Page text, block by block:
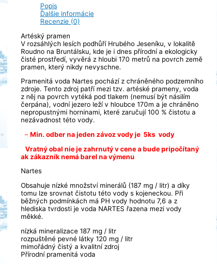
Popis
Ďalšie informácie
Recenzie (0)
Artéský pramen
V rozsáhlých lesích podhůří Hrubého Jeseníku, v lokalitě
Roudno na Bruntálsku, kde je i dnes přírodní a ekologicky
čisté prostředí, vyvěrá z hloubi 170 metrů na povrch země
pramen, který nikdy nevyschne.
Pramenitá voda Nartes pochází z chráněného podzemního
zdroje. Tento zdroj patří mezi tzv. artéské prameny, voda
z něj na povrch vytéká pod tlakem (nemusí být násilím
čerpána), vodní jezero leží v hloubce 170m a je chráněno
nepropustnými horninami, které zaručují 100 % čistotu a
nezávadnost této vody.
– Min. odber na jeden závoz vody je 5ks vody
Vratný obal nie je zahrnutý v cene a bude pripočítaný
ak zákazník nemá barel na výmenu
Nartes
Obsahuje nízké množství minerálů (187 mg / litr) a díky
tomu lze srovnat čistotu této vody s kojeneckou. Při
běžných podmínkách má PH vody hodnotu 7,6 a z
hlediska tvrdosti je voda NARTES řazena mezi vody
měkké.
nízká mineralizace 187 mg / litr
rozpuštěné pevné látky 120 mg / litr
mimořádný čistý a kvalitní zdroj
Přírodní pramenitá voda